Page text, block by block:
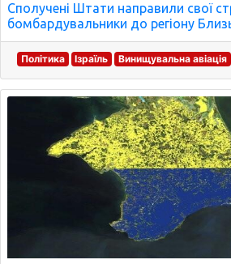
Сполучені Штати направили свої
бомбардувальники до регіону
Політика Ізраїль Винищувальна авіація